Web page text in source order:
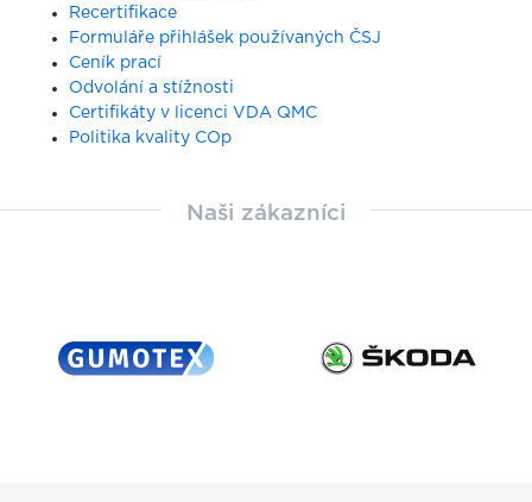
Recertifikace
Formuláře přihlášek používaných ČSJ
Ceník prací
Odvolání a stížnosti
Certifikáty v licenci VDA QMC
Politika kvality COp
Naši zákazníci